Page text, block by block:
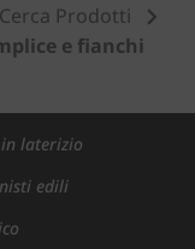
Cerca Prodotti
e fianchi
laterizio
edili